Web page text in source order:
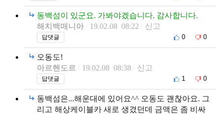
동백섬이 있군요. 가봐야겠습니다. 감사합니다.
해치백매니아
19.02.08 08:22 신고
답댓글 0 0
오동도!
아르헨도르
19.02.08 08:38 신고
답댓글 1 0
동백섬은...해운대에 있어요^^ 오동도 괜찮아요. 그
리고 해상케이블카 새로 생겼던데 금액은 좀 비싸